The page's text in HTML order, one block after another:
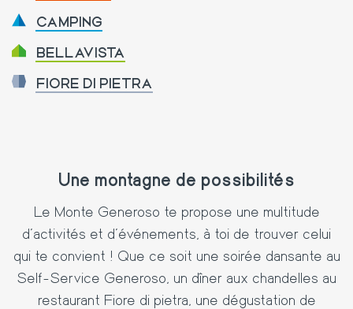
CAMPING
BELLAVISTA
FIORE DI PIETRA
Une montagne de possibilités
Le Monte Generoso te propose une multitude
d'activités et d'événements, à toi de trouver celui
qui te convient ! Que ce soit une soirée dansante au
Self-Service Generoso, un dîner aux chandelles au
restaurant Fiore di pietra, une dégustation de